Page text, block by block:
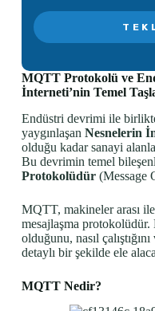
MQTT Protokolü ve
İnterneti’nin Temel
Endüstri devrimi ile
yaygınlaşan Nesnelerin
olduğu kadar sanayi
Bu devrimin temel
Protokolüdür(Message
MQTT, makineler arası
mesajlaşma protokolüdür.
olduğunu, nasıl
detaylı bir şekilde ele
MQTT Nedir?